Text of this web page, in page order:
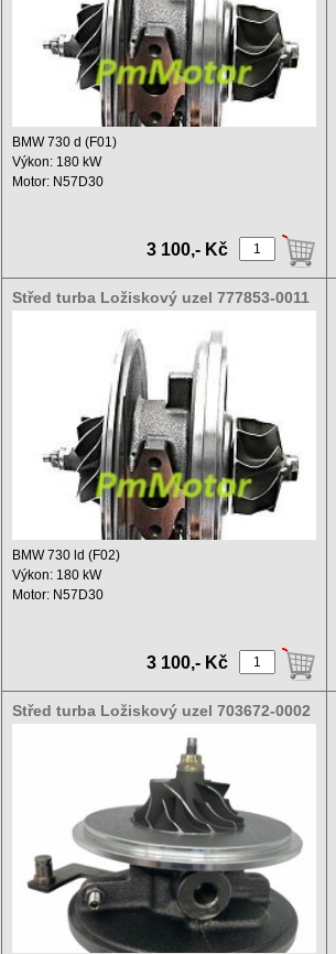
BMW 730 d (F01)
Výkon: 180 kW
Motor: N57D30
3 100,- Kč
Střed turba Ložiskový uzel 777853-0011
BMW 730 ld (F02)
Výkon: 180 kW
Motor: N57D30
3 100,- Kč
Střed turba Ložiskový uzel 703672-0002